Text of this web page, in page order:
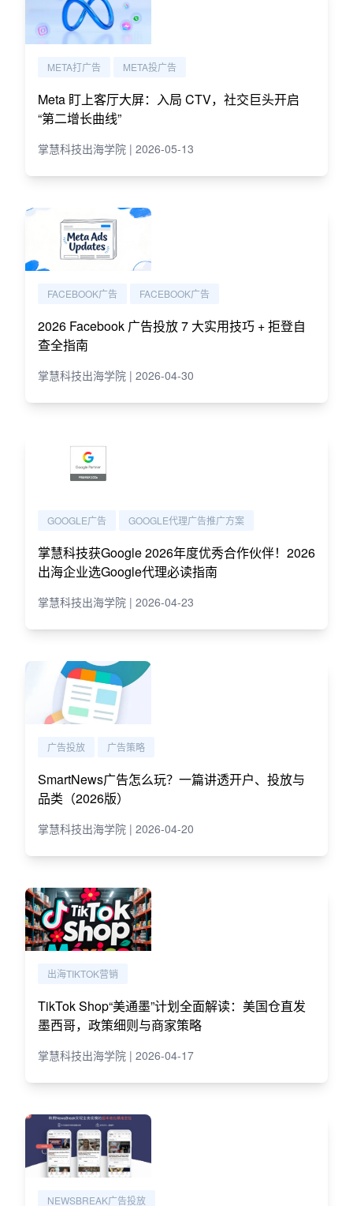
META打广告 META投广告
Meta 盯上客厅大屏：入局 CTV，社交巨头开启
“第二增长曲线”
掌慧科技出海学院 | 2026-05-13
FACEBOOK广告 FACEBOOK广告
2026 Facebook 广告投放 7 大实用技巧 + 拒登自
查全指南
掌慧科技出海学院 | 2026-04-30
GOOGLE广告 GOOGLE代理广告推广方案
掌慧科技获Google 2026年度优秀合作伙伴！2026
出海企业选Google代理必读指南
掌慧科技出海学院 | 2026-04-23
广告投放 广告策略
SmartNews广告怎么玩？一篇讲透开户、投放与
品类（2026版）
掌慧科技出海学院 | 2026-04-20
出海TIKTOK营销
TikTok Shop“美通墨”计划全面解读：美国仓直发
墨西哥，政策细则与商家策略
掌慧科技出海学院 | 2026-04-17
NEWSBREAK广告投放